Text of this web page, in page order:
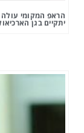
הראפ המקומי עולה
יתקיים בגן